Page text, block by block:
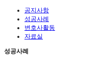
공지사항
성공사례
변호사활동
자료실
성공사례